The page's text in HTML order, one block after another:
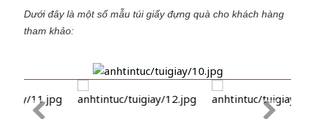
Dưới đây là một số mẫu túi giấy đựng quà cho khách hàng
tham khảo: